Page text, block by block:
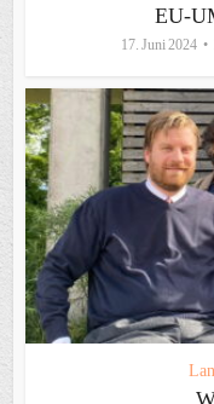
EU-
17. Juni 2024